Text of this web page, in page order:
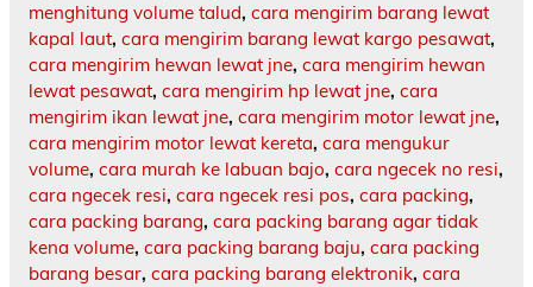
menghitung volume talud, cara mengirim barang lewat
kapal laut, cara mengirim barang lewat kargo pesawat,
cara mengirim hewan lewat jne, cara mengirim hewan
lewat pesawat, cara mengirim hp lewat jne, cara
mengirim ikan lewat jne, cara mengirim motor lewat jne,
cara mengirim motor lewat kereta, cara mengukur
volume, cara murah ke labuan bajo, cara ngecek no resi,
cara ngecek resi, cara ngecek resi pos, cara packing,
cara packing barang, cara packing barang agar tidak
kena volume, cara packing barang baju, cara packing
barang besar, cara packing barang elektronik, cara